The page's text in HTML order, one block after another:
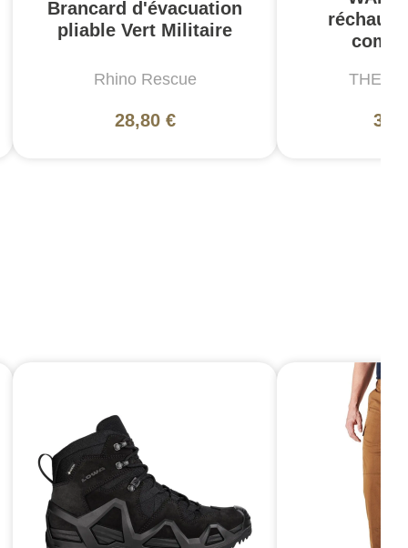
Brancard d'évacuation
pliable Vert Militaire
Rhino Rescue
28,80 €